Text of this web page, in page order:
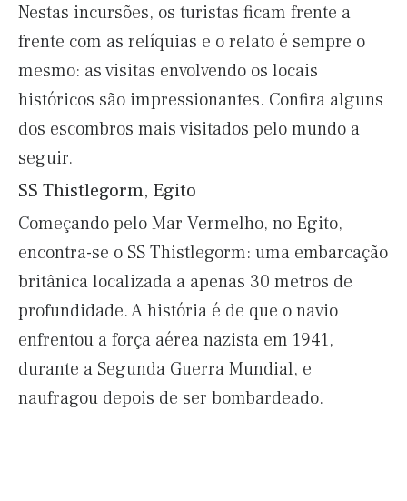
Nestas incursões, os turistas ficam frente a
frente com as relíquias e o relato é sempre o
mesmo: as visitas envolvendo os locais
históricos são impressionantes. Confira alguns
dos escombros mais visitados pelo mundo a
seguir.
SS Thistlegorm, Egito
Começando pelo Mar Vermelho, no Egito,
encontra-se o SS Thistlegorm: uma embarcação
britânica localizada a apenas 30 metros de
profundidade. A história é de que o navio
enfrentou a força aérea nazista em 1941,
durante a Segunda Guerra Mundial, e
naufragou depois de ser bombardeado.